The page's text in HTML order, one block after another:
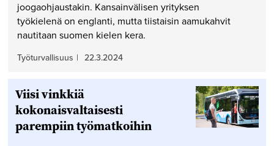
joogaohjaustakin. Kansainvälisen yrityksen
työkielenä on englanti, mutta tiistaisin aamukahvit
nautitaan suomen kielen kera.
Työturvallisuus | 22.3.2024
Viisi vinkkiä
kokonaisvaltaisesti
parempiin työmatkoihin